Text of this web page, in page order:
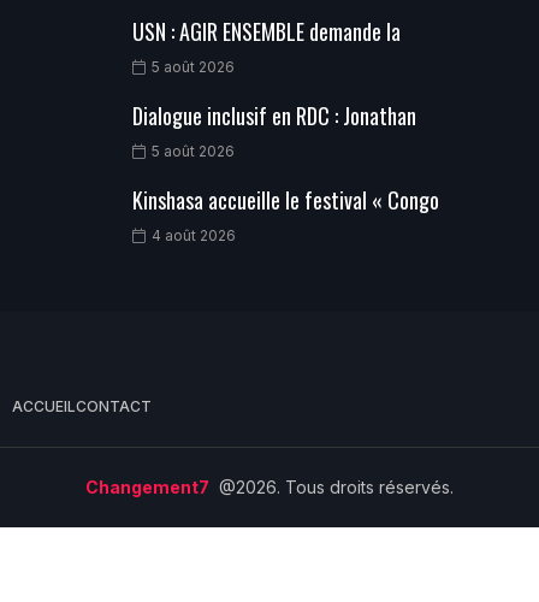
USN : AGIR ENSEMBLE demande la
5 août 2026
Dialogue inclusif en RDC : Jonathan
5 août 2026
Kinshasa accueille le festival « Congo
4 août 2026
ACCUEILCONTACT
Changement7 @2026. Tous droits réservés.